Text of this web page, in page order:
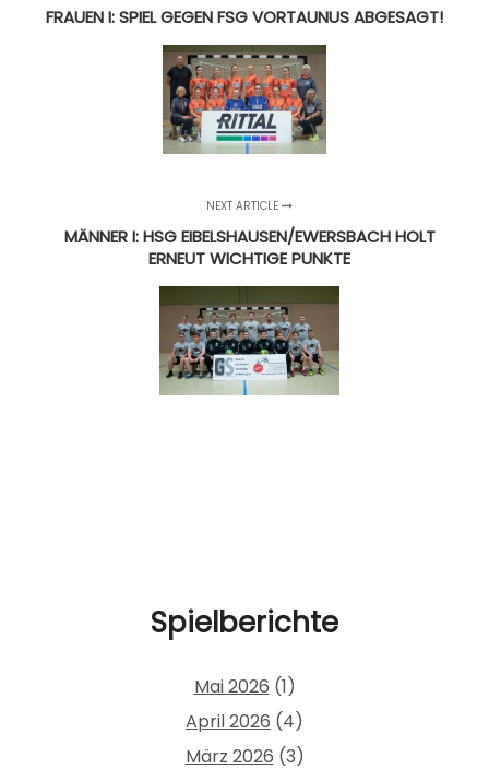
FRAUEN I: SPIEL GEGEN FSG VORTAUNUS ABGESAGT!
NEXT ARTICLE
MÄNNER I: HSG EIBELSHAUSEN/EWERSBACH HOLT
ERNEUT WICHTIGE PUNKTE
Spielberichte
Mai 2026 (1)
April 2026 (4)
März 2026 (3)